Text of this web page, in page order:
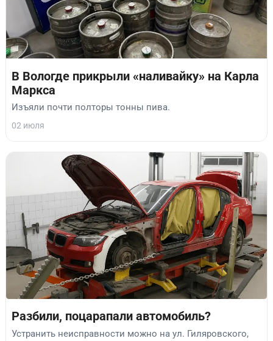
В Вологде прикрыли «наливайку» на Карла
Маркса
Изъяли почти полторы тонны пива.
02 июля
Разбили, поцарапали автомобиль?
Устранить неисправности можно на ул. Гиляровского,